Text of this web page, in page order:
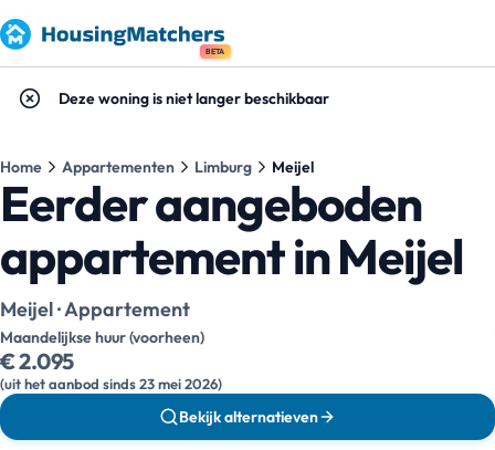
BETA
Deze woning is niet langer beschikbaar
Home Appartementen Limburg Meijel
Eerder aangeboden
appartement in Meijel
Meijel · Appartement
Maandelijkse huur (voorheen)
€ 2.095
(uit het aanbod sinds 23 mei 2026)
Bekijk alternatieven